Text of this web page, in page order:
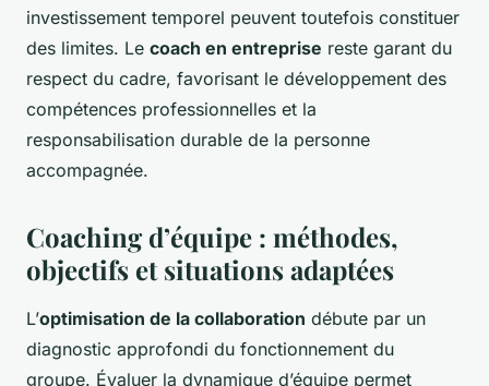
investissement temporel peuvent toutefois constituer
des limites. Le coach en entreprise reste garant du
respect du cadre, favorisant le développement des
compétences professionnelles et la
responsabilisation durable de la personne
accompagnée.
Coaching d’équipe : méthodes,
objectifs et situations adaptées
L’optimisation de la collaboration débute par un
diagnostic approfondi du fonctionnement du
groupe. Évaluer la dynamique d’équipe permet